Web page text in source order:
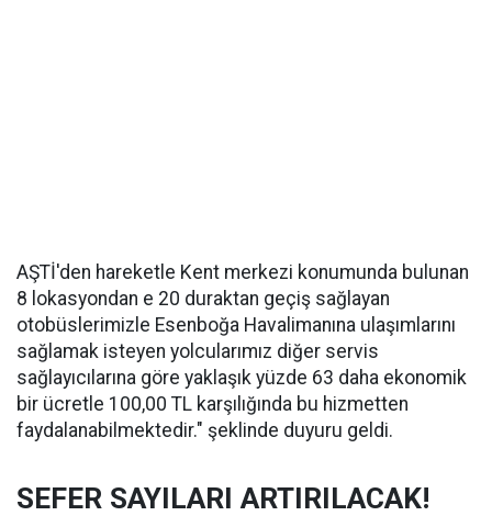
AŞTİ'den hareketle Kent merkezi konumunda bulunan
8 lokasyondan e 20 duraktan geçiş sağlayan
otobüslerimizle Esenboğa Havalimanına ulaşımlarını
sağlamak isteyen yolcularımız diğer servis
sağlayıcılarına göre yaklaşık yüzde 63 daha ekonomik
bir ücretle 100,00 TL karşılığında bu hizmetten
faydalanabilmektedir." şeklinde duyuru geldi.
SEFER SAYILARI ARTIRILACAK!